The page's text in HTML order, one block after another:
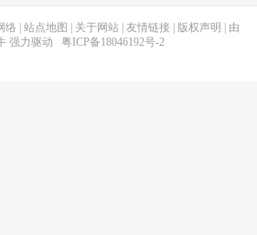
络 站点地图 关于网站 友情链接 版权声明
| 由
强力驱动 粤ICP备18046192号-2